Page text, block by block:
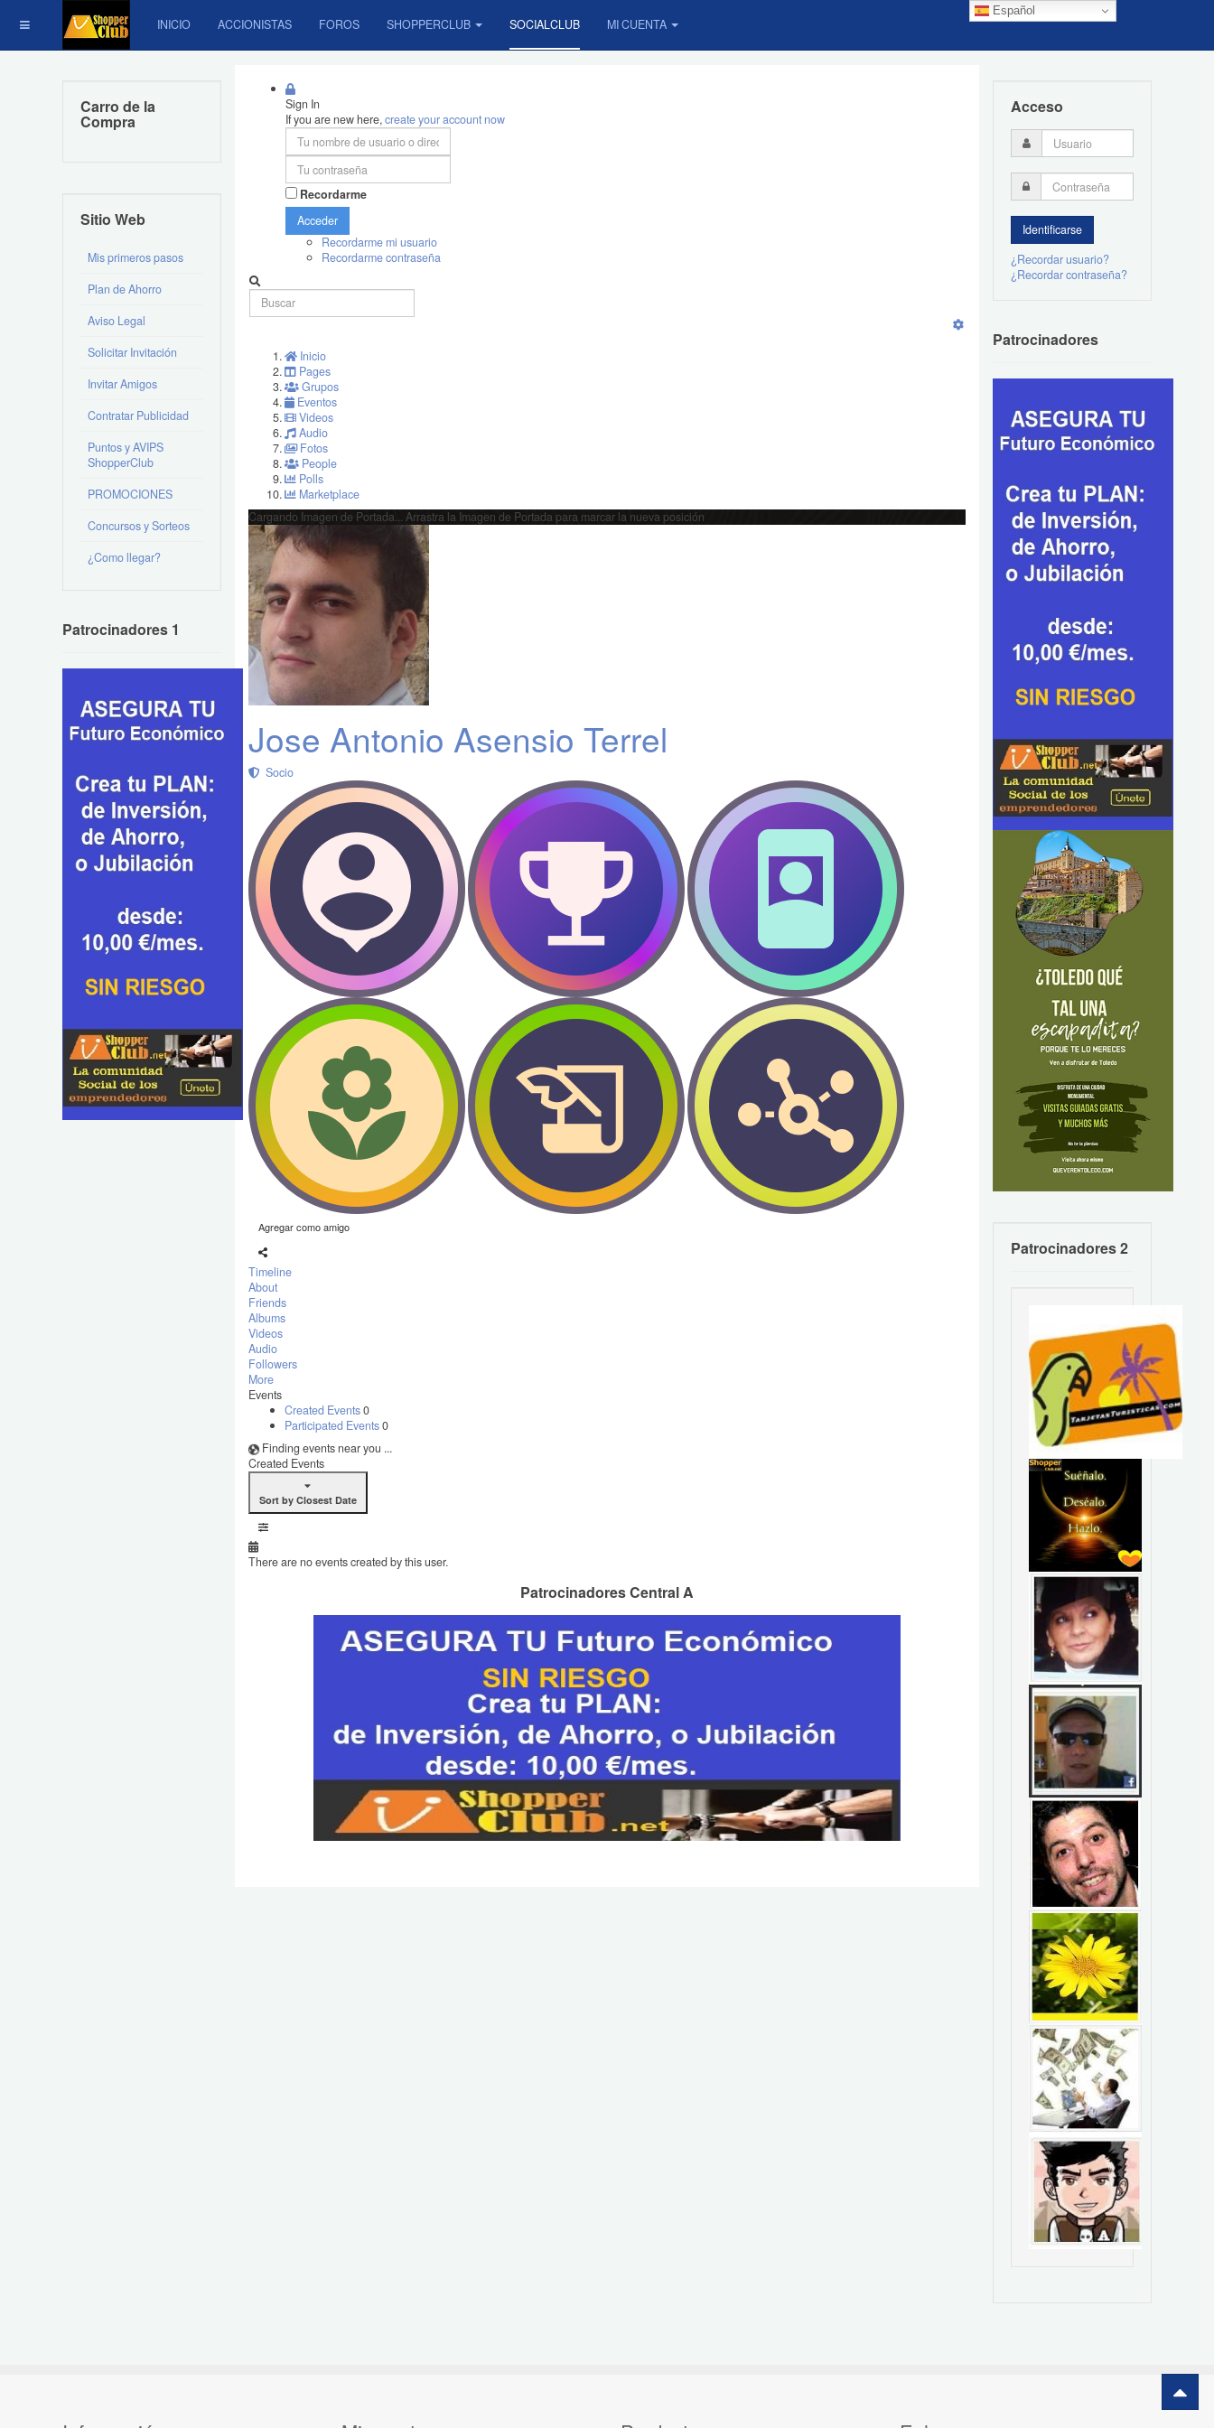
Español
INICIO ACCIONISTAS FOROS SHOPPERCLUB SOCIALCLUB MI CUENTA
Sign In
If you are new here,create your account now
Recordarme
Acceder
Recordarme mi usuario
Recordarme contraseña
Inicio
Pages
Grupos
Eventos
Videos
Audio
Fotos
People
Polls
Marketplace
Cargando Imagen de Portada... Arrastra la Imagen de Portada para marcar la nueva posición
Jose Antonio Asensio Terrel
Socio
Agregar como amigo
Timeline
About
Friends
Albums
Videos
Audio
Followers
More
Events
Created Events0
Participated Events0
Finding events near you ...
Created Events
Sort by Closest Date
There are no events created by this user.
Patrocinadores Central A
Carro de la
Compra
Sitio Web
Mis primeros pasos
Plan de Ahorro
Aviso Legal
Solicitar Invitación
Invitar Amigos
Contratar Publicidad
Puntos y AVIPS
ShopperClub
PROMOCIONES
Concursos y Sorteos
¿Como llegar?
Patrocinadores 1
Acceso
¿Recordar usuario?
¿Recordar contraseña?
Patrocinadores
Patrocinadores 2